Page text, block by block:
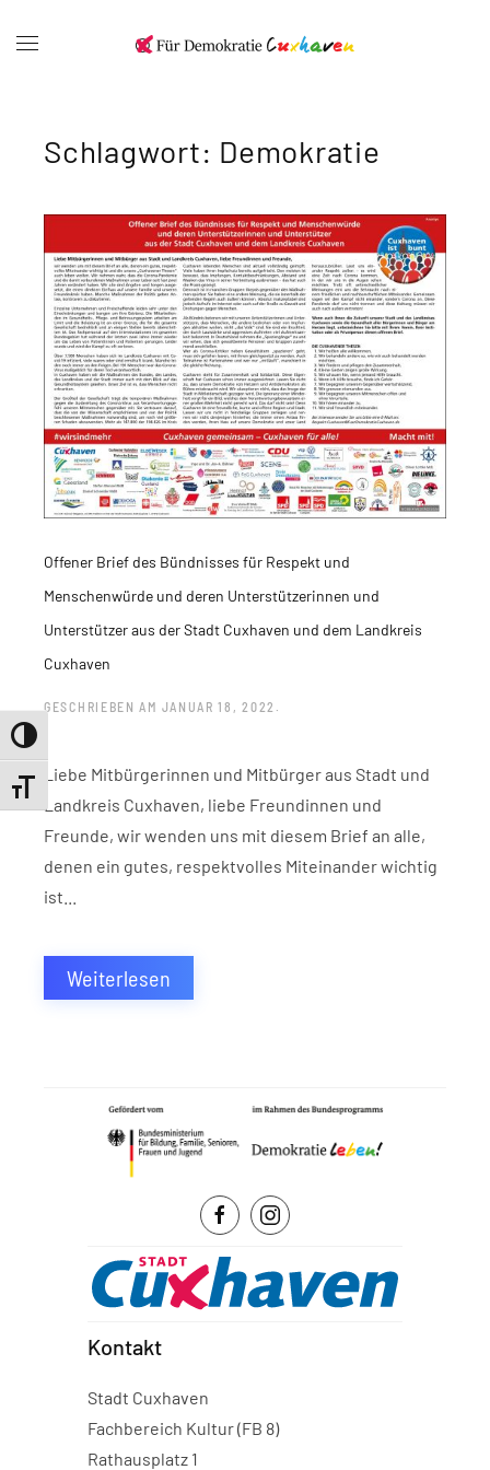
Umschalten auf hohe Kontraste
Schrift vergrößern
Schlagwort: Demokratie
Offener Brief des Bündnisses für Respekt und
Menschenwürde und deren Unterstützerinnen und
Unterstützer aus der Stadt Cuxhaven und dem Landkreis
Cuxhaven
GESCHRIEBEN AM JANUAR 18, 2022 .
Liebe Mitbürgerinnen und Mitbürger aus Stadt und
Landkreis Cuxhaven, liebe Freundinnen und
Freunde, wir wenden uns mit diesem Brief an alle,
denen ein gutes, respektvolles Miteinander wichtig
ist...
Weiterlesen
Kontakt
Stadt Cuxhaven
Fachbereich Kultur (FB 8)
Rathausplatz 1